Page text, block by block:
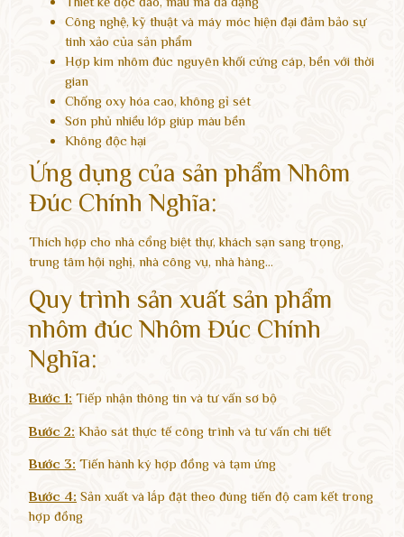
Công nghệ, kỹ thuật và máy móc hiện đại đảm bảo sự
tinh xảo của sản phẩm
Hợp kim nhôm đúc nguyên khối cứng cáp, bền với thời
gian
Chống oxy hóa cao, không gỉ sét
Sơn phủ nhiều lớp giúp màu bền
Không độc hại
Ứng dụng của sản phẩm Nhôm
Đúc Chính Nghĩa:
Thích hợp cho nhà cổng biệt thự, khách sạn sang trọng,
trung tâm hội nghị, nhà công vụ, nhà hàng…
Quy trình sản xuất sản phẩm
nhôm đúc Nhôm Đúc Chính
Nghĩa:
Bước 1: Tiếp nhận thông tin và tư vấn sơ bộ
Bước 2: Khảo sát thực tế công trình và tư vấn chi tiết
Bước 3: Tiến hành ký hợp đồng và tạm ứng
Bước 4: Sản xuất và lắp đặt theo đúng tiến độ cam kết trong
hợp đồng